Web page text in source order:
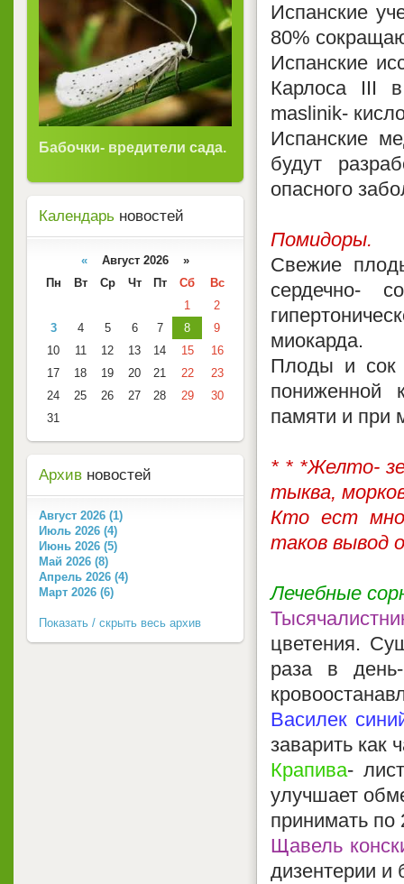
Испанские
80%
Испанские
Карлоса III
maslinik-
Испанские
будут
опасного
Помидоры.
Свежие
сердечно-
миокарда.
Плоды и сок
пониженной
памяти и при
* * *Желто-
тыква,
Кто ест
таков вывод
Лечебные
цветения.
раза в
Василек
заварить как
Крапива-
улучшает
принимать по
Щавель
дизентерии и
Бабочки- вредители сада.
Ночные трели.
Календарь новостей
« Август 2026 »
Пн
Вт Ср Чт Пт Сб
Вс
1
2
3
4 5 6 7 8
9
10
11 12 13 14 15
16
17
18 19 20 21 22
23
24
25 26 27 28 29
30
31
Архив новостей
Август 2026 (1)
Июль 2026 (4)
Июнь 2026 (5)
Май 2026 (8)
Апрель 2026 (4)
Март 2026 (6)
Показать / скрыть весь архив